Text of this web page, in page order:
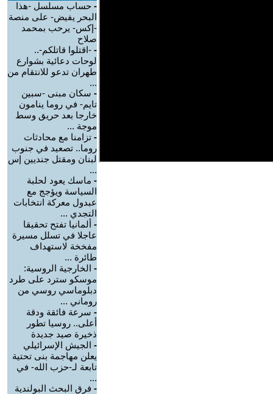
- حساب مسلسل -هذا
البحر يفيض- على منصة
-إكس- يرحب بمحمد
صلاح
- -اقتلوا قاتلكم-..
لوحات دعائية بشوارع
طهران تدعو للانتقام من
...
- سكان مبنى -سبين
تايم- في روما ينامون
خارجا بعد حريق وسط
موجة ...
- تزامنا مع محادثات
روما.. تصعيد في جنوب
لبنان ومقتل جنديين إس
...
- ماسك يعود لحلبة
السياسة ويؤجج مع
عبدول معركة انتخابات
التجدي ...
- ألمانيا تفتح تحقيقا
عاجلا في تسلل مسيرة
مفخخة لاستهداف
طائرة ...
- الخارجية الروسية:
موسكو سترد على طرد
دبلوماسي روسي من
روماني ...
- سرعة فائقة ودقة
أعلى.. روسيا تطور
ذخيرة صيد جديدة
- الجيش الإسرائيلي
يعلن مهاجمة بنى تحتية
تابعة لـ-حزب الله- في
...
- فرق البحث البولندية